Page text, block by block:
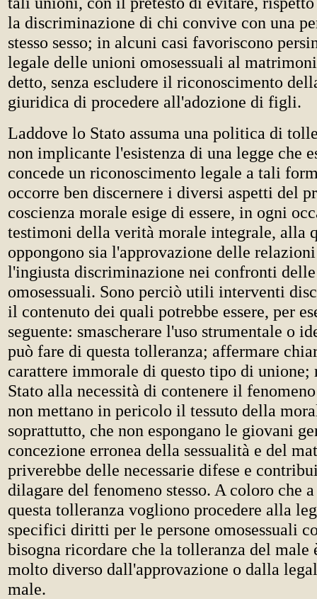
la discriminazione di chi convive con una
stesso sesso; in alcuni casi favoriscono
legale delle unioni omosessuali al
detto, senza escludere il riconoscimento
giuridica di procedere all'adozione di figli.
Laddove lo Stato assuma una politica di
non implicante l'esistenza di una legge che
concede un riconoscimento legale a tali
occorre ben discernere i diversi aspetti del
coscienza morale esige di essere, in ogni
testimoni della verità morale integrale, alla
oppongono sia l'approvazione delle
l'ingiusta discriminazione nei confronti delle
omosessuali. Sono perciò utili interventi
il contenuto dei quali potrebbe essere, per
seguente: smascherare l'uso strumentale o
può fare di questa tolleranza; affermare
carattere immorale di questo tipo di unione;
Stato alla necessità di contenere il
non mettano in pericolo il tessuto della
soprattutto, che non espongano le giovani
concezione erronea della sessualità e del
priverebbe delle necessarie difese e
dilagare del fenomeno stesso. A coloro che
questa tolleranza vogliono procedere alla
specifici diritti per le persone omosessuali
bisogna ricordare che la tolleranza del male
molto diverso dall'approvazione o dalla
male.